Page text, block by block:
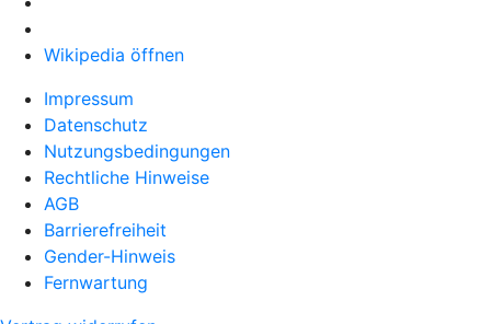
Wikipedia öffnen
Impressum
Datenschutz
Nutzungsbedingungen
Rechtliche Hinweise
AGB
Barrierefreiheit
Gender-Hinweis
Fernwartung